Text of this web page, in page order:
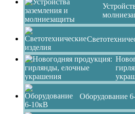
Оборудование